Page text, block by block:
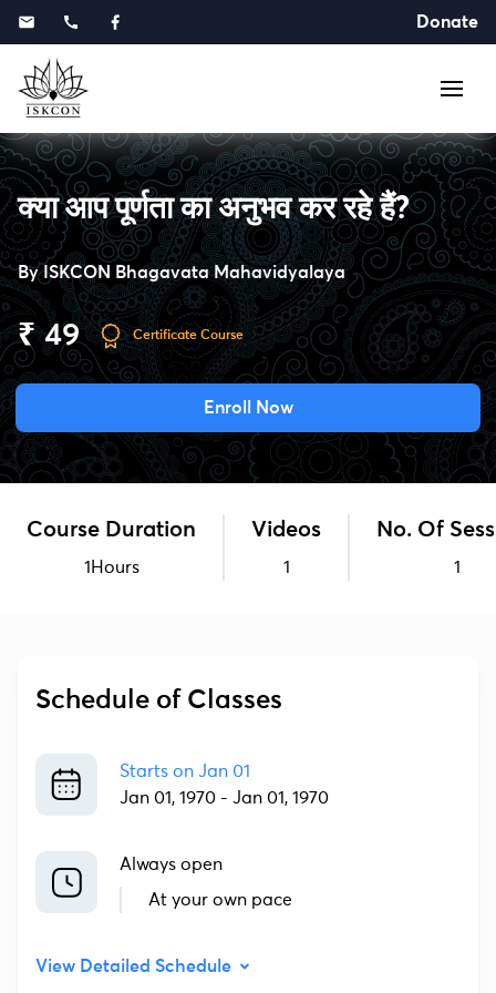
Donate
क्या आप पूर्णता का अनुभव कर रहे हैं?
ByISKCON Bhagavata Mahavidyalaya
₹ 49 Certificate Course
Enroll Now
Course Duration
1Hours
Videos
1
No. Of
1
Schedule of Classes
Starts on Jan 01
Jan 01, 1970 - Jan 01, 1970
Always open
At your own pace
View Detailed Schedule